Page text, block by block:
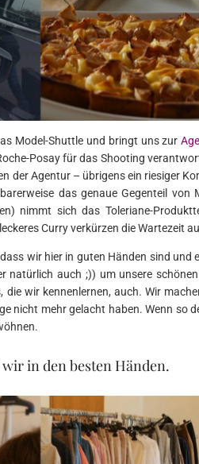
Model-Shuttle und bringt uns zur
Posay für das Shooting
der Agentur – übrigens ein riesiger
das genaue Gegenteil von
nimmt sich das Toleriane-
Curry verkürzen die Wartezeit
wir hier in guten Händen sind und
natürlich auch ;)) um unsere
die wir kennenlernen, auch. Wir
nicht mehr gelacht haben. Wenn so
in den besten Händen.